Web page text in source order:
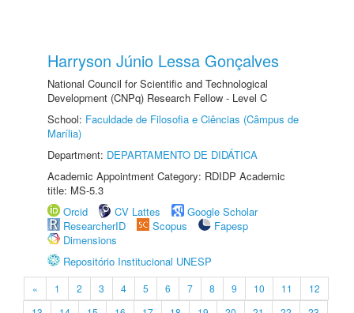
Harryson Júnio Lessa Gonçalves
National Council for Scientific and Technological
Development (CNPq) Research Fellow - Level C
School: Faculdade de Filosofia e Ciências (Câmpus de
Marília)
Department: DEPARTAMENTO DE DIDÁTICA
Academic Appointment Category: RDIDP Academic
title: MS-5.3
Orcid
CV Lattes
Google Scholar
ResearcherID
Scopus
Fapesp
Dimensions
Repositório Institucional UNESP
« 1 2 3 4 5 6 7 8 9 10 11
12